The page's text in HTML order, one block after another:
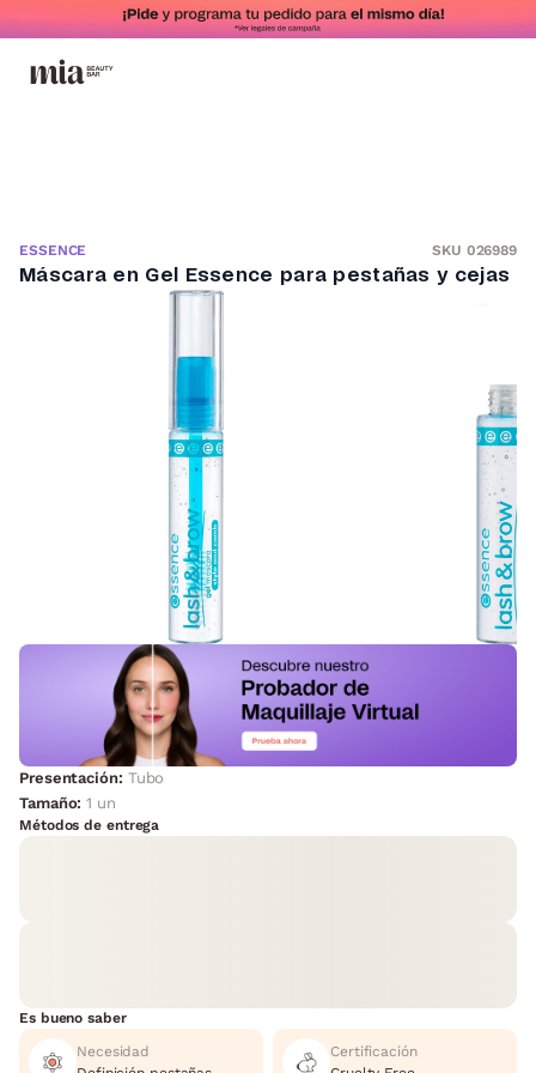
ESSENCE SKU 026989
Máscara en Gel Essence para pestañas y cejas
Presentación: Tubo
Tamaño:1 un
Métodos de entrega
Es bueno saber
Necesidad
Certificación